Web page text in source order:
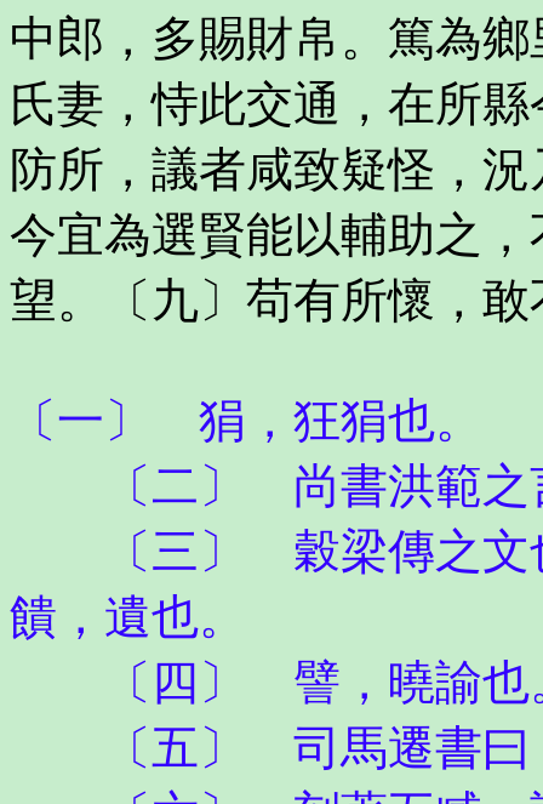
中郎，多賜財帛。篤為
氏妻，恃此交通，在所
防所，議者咸致疑怪，
今宜為選賢能以輔助之
望。〔九〕苟有所懷，
〔一〕 狷，狂狷也。
〔二〕 尚書洪範之
〔三〕 穀梁傳之文也
饋，遺也。
〔四〕 譬，曉諭也
〔五〕 司馬遷書曰「